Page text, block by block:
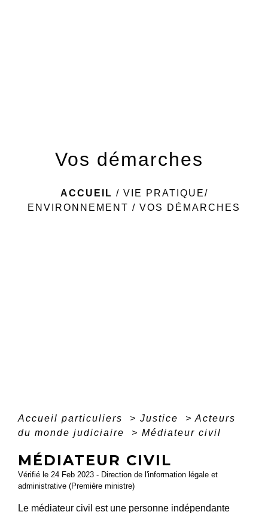
Vos démarches
ACCUEIL / VIE PRATIQUE/
ENVIRONNEMENT / VOS DÉMARCHES
Accueil particuliers > Justice > Acteurs
du monde judiciaire
> Médiateur civil
MÉDIATEUR CIVIL
Vérifié le 24 Feb 2023 - Direction de l'information légale et
administrative (Première ministre)
Le médiateur civil est une personne indépendante